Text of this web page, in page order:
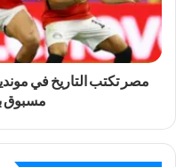
مسبوق